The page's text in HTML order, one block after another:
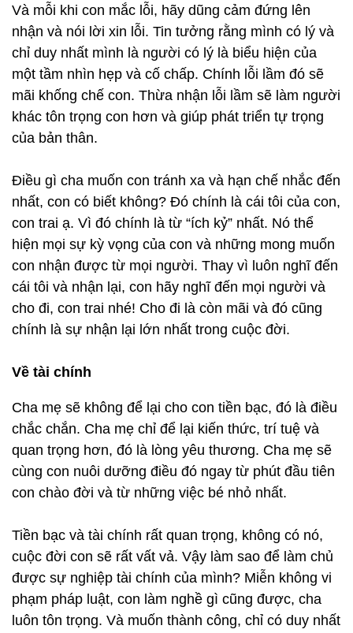
Và mỗi khi con mắc lỗi, hãy dũng cảm đứng lên
nhận và nói lời xin lỗi. Tin tưởng rằng mình có lý và
chỉ duy nhất mình là người có lý là biểu hiện của
một tầm nhìn hẹp và cố chấp. Chính lỗi lầm đó sẽ
mãi khống chế con. Thừa nhận lỗi lầm sẽ làm người
khác tôn trọng con hơn và giúp phát triển tự trọng
của bản thân.
Điều gì cha muốn con tránh xa và hạn chế nhắc đến
nhất, con có biết không? Đó chính là cái tôi của con,
con trai ạ. Vì đó chính là từ “ích kỷ” nhất. Nó thể
hiện mọi sự kỳ vọng của con và những mong muốn
con nhận được từ mọi người. Thay vì luôn nghĩ đến
cái tôi và nhận lại, con hãy nghĩ đến mọi người và
cho đi, con trai nhé! Cho đi là còn mãi và đó cũng
chính là sự nhận lại lớn nhất trong cuộc đời.
Về tài chính
Cha mẹ sẽ không để lại cho con tiền bạc, đó là điều
chắc chắn. Cha mẹ chỉ để lại kiến thức, trí tuệ và
quan trọng hơn, đó là lòng yêu thương. Cha mẹ sẽ
cùng con nuôi dưỡng điều đó ngay từ phút đầu tiên
con chào đời và từ những việc bé nhỏ nhất.
Tiền bạc và tài chính rất quan trọng, không có nó,
cuộc đời con sẽ rất vất vả. Vậy làm sao để làm chủ
được sự nghiệp tài chính của mình? Miễn không vi
phạm pháp luật, con làm nghề gì cũng được, cha
luôn tôn trọng. Và muốn thành công, chỉ có duy nhất